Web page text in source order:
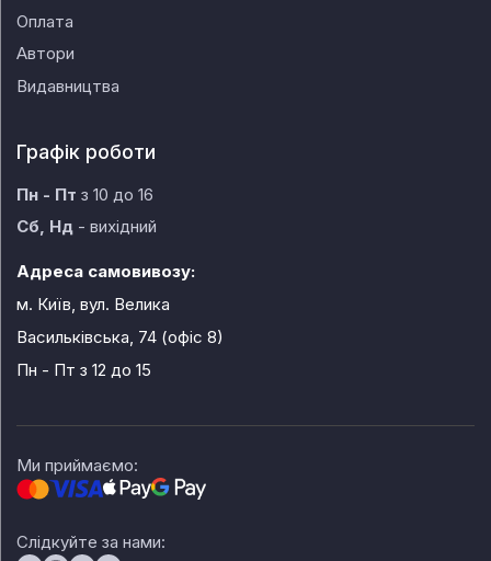
Оплата
Автори
Видавництва
Графік роботи
Пн - Пт з 10 до 16
Сб, Нд - вихідний
Адреса самовивозу:
м. Київ, вул. Велика
Васильківська, 74 (офіс 8)
Пн - Пт з 12 до 15
Ми приймаємо:
Слідкуйте за нами: